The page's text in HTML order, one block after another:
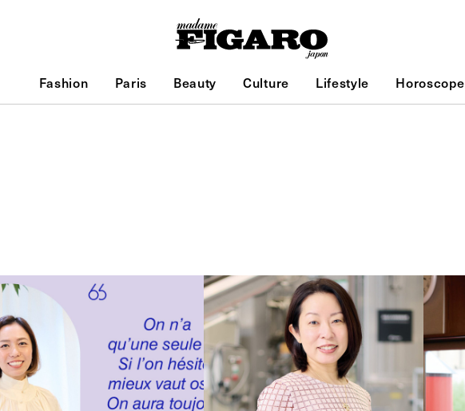
Fashion Paris Beauty Culture Lifestyle Horoscope